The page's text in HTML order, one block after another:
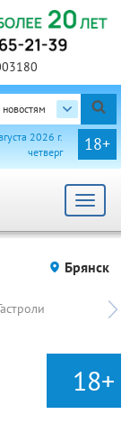
новостям
18+
2026 г.
четверг
Toggle
Брянск
18+